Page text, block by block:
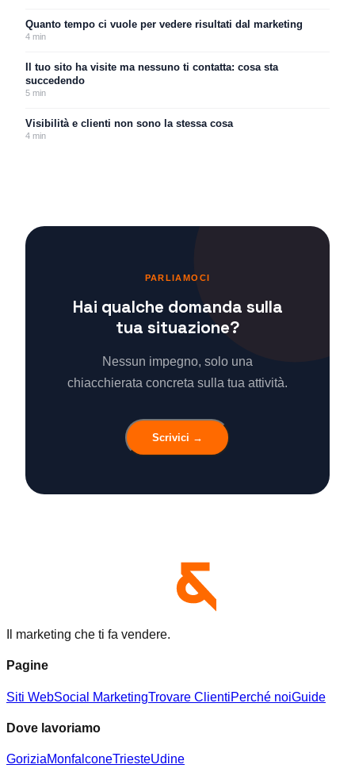
Quanto tempo ci vuole per vedere risultati dal marketing
4 min
Il tuo sito ha visite ma nessuno ti contatta: cosa sta
succedendo
5 min
Visibilità e clienti non sono la stessa cosa
4 min
PARLIAMOCI
Hai qualche domanda sulla
tua situazione?
Nessun impegno, solo una
chiacchierata concreta sulla tua attività.
Scrivici →
Il marketing che ti fa vendere.
Pagine
Siti WebSocial MarketingTrovare ClientiPerché noiGuide
Dove lavoriamo
GoriziaMonfalconeTriesteUdine